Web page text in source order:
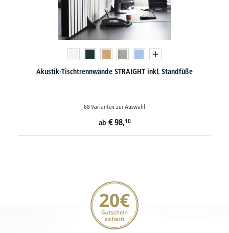
Akustik-Tischtrennwände STRAIGHT inkl. Standfüße
68 Varianten zur Auswahl
ab € 98,10
20€ Gutschein sichern